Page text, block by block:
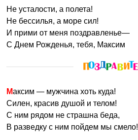
Не усталости, а полета!
Не бессилья, а море сил!
И прими от меня поздравленье—
С Днем Рожденья, тебя, Максим
Максим — мужчина хоть куда!
Силен, красив душой и телом!
С ним рядом не страшна беда,
В разведку с ним пойдем мы смело!